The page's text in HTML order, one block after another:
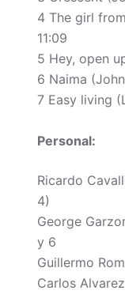
4 The girl
11:09
5 Hey, open
6 Naima
7 Easy living
Personal:
Ricardo
4)
George
y 6
Guillermo
Carlos